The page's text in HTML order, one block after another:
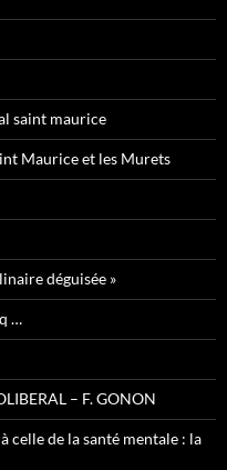
saint maurice
Maurice et les Murets
déguisée »
…
– F. GONON
celle de la santé mentale : la